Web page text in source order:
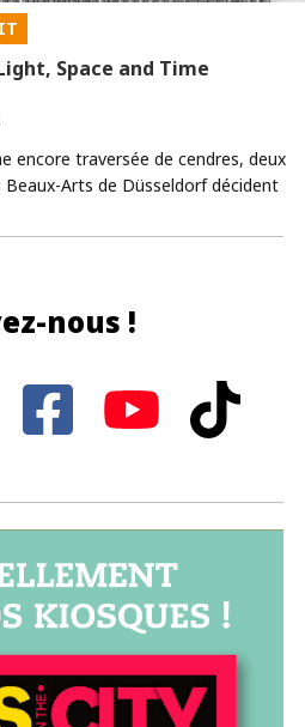
Space and Time
encore traversée de cendres, deux
Arts de Düsseldorf décident
nous !